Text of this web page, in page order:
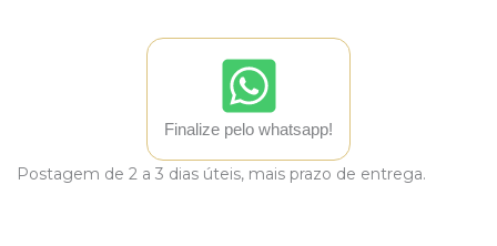
Finalize pelo whatsapp!
Postagem de 2 a 3 dias úteis, mais prazo de entrega.